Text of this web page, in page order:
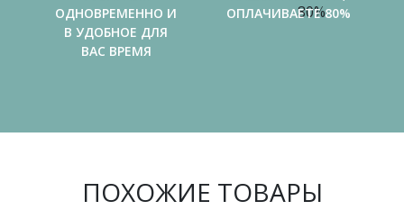
ОДНОВРЕМЕННО И
В УДОБНОЕ ДЛЯ
ВАС ВРЕМЯ
ОПЛАЧИВАЕТЕ 80%
ПОХОЖИЕ ТОВАРЫ